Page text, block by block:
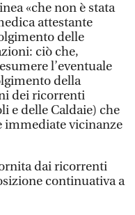
«che non è stata
attestante
delle
ciò che,
l’eventuale
della
dei ricorrenti
e delle Caldaie) che
immediate vicinanze
dai ricorrenti
continuativa a